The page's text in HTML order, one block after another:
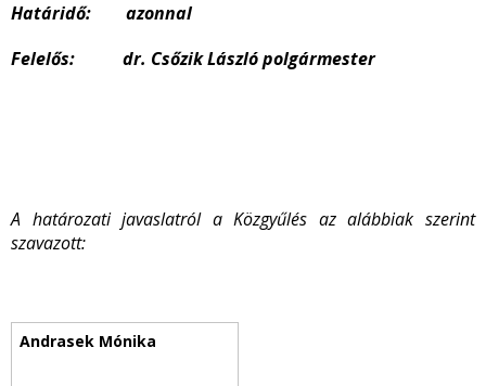
Határidő: azonnal
Felelős: dr. Csőzik László polgármester
A határozati javaslatról a Közgyűlés az alábbiak szerint
szavazott: